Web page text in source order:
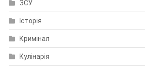
ЗСУ
Історія
Кримінал
Кулінарія